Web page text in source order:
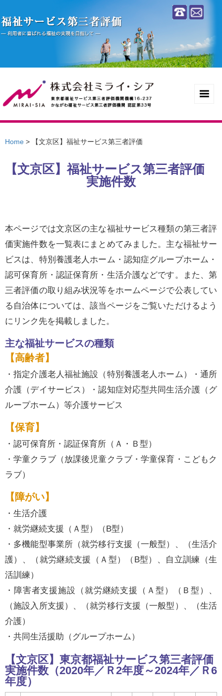
Home > 【文京区】福祉サービス第三者評価
【文京区】福祉サービス第三者評価
実施件数
本ページでは文京区の主な福祉サービス種類の第三者評
価実施件数を一覧表にまとめてみました。主な福祉サー
ビスは、特別養護老人ホーム・認知症グループホーム・
認可保育所・認証保育所・生活介護などです。また、第
三者評価の取り組み状況等をホームページで公表してい
る自治体については、該当ページをご覧いただけるよう
にリンク先を掲載しました。
主な福祉サービスの種類
【高齢者】
・指定介護老人福祉施設（特別養護老人ホーム）・通所
介護（デイサービス）・認知症対応型共同生活介護（グ
ループホーム）等介護サービス
【保育】
・認可保育所・認証保育所（Ａ・Ｂ型）
・学童クラブ（放課後児童クラブ・学童保育・こどもク
ラブ）
【障がい】
・生活介護
・就労継続支援（Ａ型）（B型）
・多機能型事業所（就労移行支援（一般型）、（生活介
護）、（就労継続支援（Ａ型）（B型）、自立訓練（生
活訓練）
・障害者支援施設（就労継続支援（Ａ型）（Ｂ型）、
（施設入所支援）、（就労移行支援（一般型）、（生活
介護）
・共同生活援助（グループホーム）
【文京区】東京都福祉サービス第三者評価
実施件数（2020年／Ｒ2年度～2024年／Ｒ6
年度）